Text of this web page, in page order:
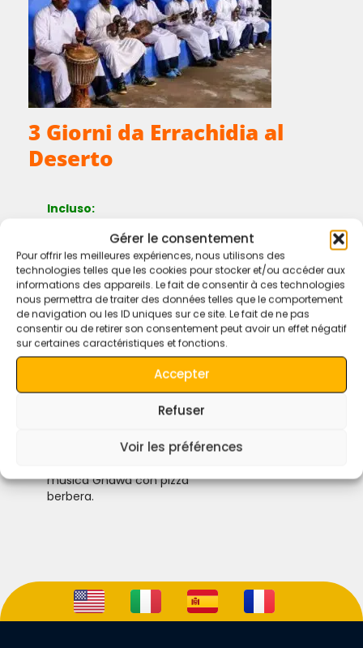
Gérer le consentement
Pour offrir les meilleures expériences, nous utilisons des
technologies telles que les cookies pour stocker et/ou accéder aux
informations des appareils. Le fait de consentir à ces technologies
nous permettra de traiter des données telles que le comportement
de navigation ou les ID uniques sur ce site. Le fait de ne pas
consentir ou de retirer son consentement peut avoir un effet négatif
sur certaines caractéristiques et fonctions.
Accepter
Refuser
Voir les préférences
3 Giorni da Errachidia al
Deserto
Incluso:
Pranzo, 2 Cene, 2 Colazioni,
Trasporto privato in minivan o
veicolo 4×4 con aria
condizionata (dipende dal
numero di clienti che
condividono il viaggio,
tramonto, alba, musica
berbera, tenda di lusso,
cammello ciascuno,
bottiglia d’acqua, tè,
Pernottamento in Hotel di
Tour in fuoristrada per visitare
musica Gnawa con pizza
berbera.